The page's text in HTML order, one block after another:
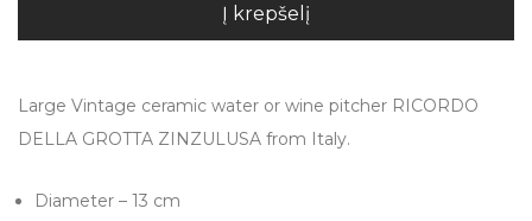
Į krepšelį
Large Vintage ceramic water or wine pitcher RICORDO
DELLA GROTTA ZINZULUSA from Italy.
Diameter – 13 cm